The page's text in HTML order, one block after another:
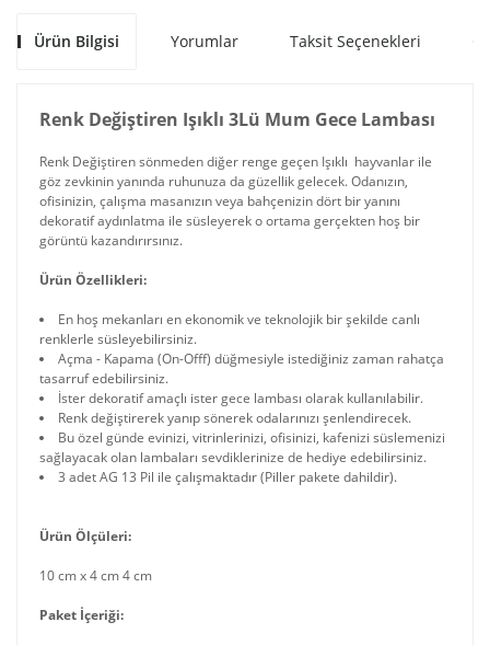
Ürün Bilgisi Yorumlar Taksit Seçenekleri
Renk Değiştiren Işıklı 3Lü Mum Gece Lambası
Renk Değiştiren sönmeden diğer renge geçen Işıklı hayvanlar ile
göz zevkinin yanında ruhunuza da güzellik gelecek. Odanızın,
ofisinizin, çalışma masanızın veya bahçenizin dört bir yanını
dekoratif aydınlatma ile süsleyerek o ortama gerçekten hoş bir
görüntü kazandırırsınız.
Ürün Özellikleri:
En hoş mekanları en ekonomik ve teknolojik bir şekilde canlı
renklerle süsleyebilirsiniz.
Açma - Kapama (On-Offf) düğmesiyle istediğiniz zaman rahatça
tasarruf edebilirsiniz.
İster dekoratif amaçlı ister gece lambası olarak kullanılabilir.
Renk değiştirerek yanıp sönerek odalarınızı şenlendirecek.
Bu özel günde evinizi, vitrinlerinizi, ofisinizi, kafenizi süslemenizi
sağlayacak olan lambaları sevdiklerinize de hediye edebilirsiniz.
3 adet AG 13 Pil ile çalışmaktadır (Piller pakete dahildir).
Ürün Ölçüleri:
10 cm x 4 cm 4 cm
Paket İçeriği: